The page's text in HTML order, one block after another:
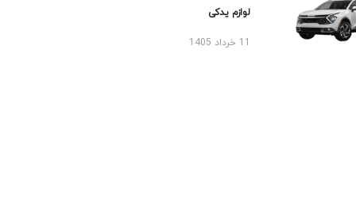
لوازم یدکی